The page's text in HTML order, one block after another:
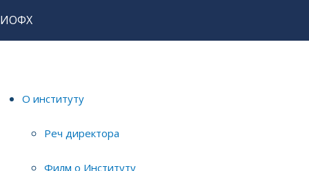
ИОФХ
О институту
Реч директора
Филм о Институту
Александра Радуловић